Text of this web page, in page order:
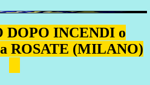
INCENDI o
ROSATE (MILANO)